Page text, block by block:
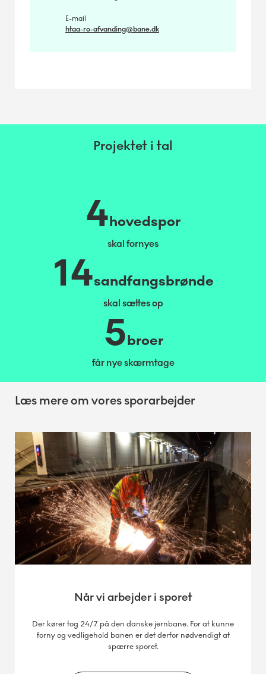
E-mail
htaa-ro-afvanding@bane.dk
Projektet i tal
4hovedspor
skal fornyes
14sandfangsbrønde
skal sættes op
5broer
får nye skærmtage
Læs mere om vores sporarbejder
Når vi arbejder i sporet
Der kører tog 24/7 på den danske jernbane. For at kunne
forny og vedligehold banen er det derfor nødvendigt at
spærre sporet.